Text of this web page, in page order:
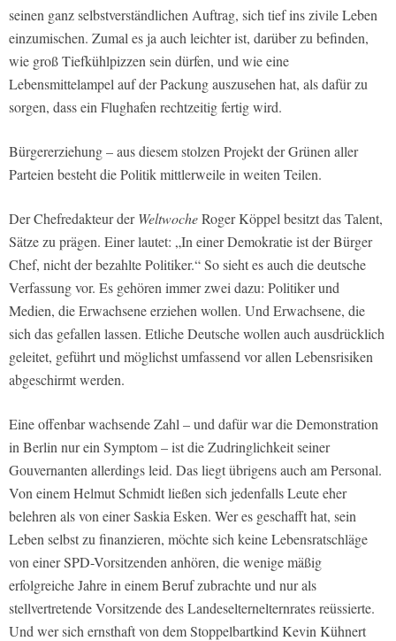
seinen ganz selbstverständlichen Auftrag, sich tief ins zivile Leben
einzumischen. Zumal es ja auch leichter ist, darüber zu befinden,
wie groß Tiefkühlpizzen sein dürfen, und wie eine
Lebensmittelampel auf der Packung auszusehen hat, als dafür zu
sorgen, dass ein Flughafen rechtzeitig fertig wird.
Bürgererziehung – aus diesem stolzen Projekt der Grünen aller
Parteien besteht die Politik mittlerweile in weiten Teilen.
Der Chefredakteur derWeltwocheRoger Köppel besitzt das Talent,
Sätze zu prägen. Einer lautet: „In einer Demokratie ist der Bürger
Chef, nicht der bezahlte Politiker.“ So sieht es auch die deutsche
Verfassung vor. Es gehören immer zwei dazu: Politiker und
Medien, die Erwachsene erziehen wollen. Und Erwachsene, die
sich das gefallen lassen. Etliche Deutsche wollen auch ausdrücklich
geleitet, geführt und möglichst umfassend vor allen Lebensrisiken
abgeschirmt werden.
Eine offenbar wachsende Zahl – und dafür war die Demonstration
in Berlin nur ein Symptom – ist die Zudringlichkeit seiner
Gouvernanten allerdings leid. Das liegt übrigens auch am Personal.
Von einem Helmut Schmidt ließen sich jedenfalls Leute eher
belehren als von einer Saskia Esken. Wer es geschafft hat, sein
Leben selbst zu finanzieren, möchte sich keine Lebensratschläge
von einer SPD-Vorsitzenden anhören, die wenige mäßig
erfolgreiche Jahre in einem Beruf zubrachte und nur als
stellvertretende Vorsitzende des Landeselternelternrates reüssierte.
Und wer sich ernsthaft von dem Stoppelbartkind Kevin Kühnert